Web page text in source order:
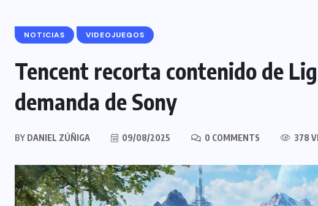
NOTICIAS VIDEOJUEGOS
Tencent recorta contenido de
demanda de Sony
BY DANIEL ZÚÑIGA 09/08/2025 0 COMMENTS 378